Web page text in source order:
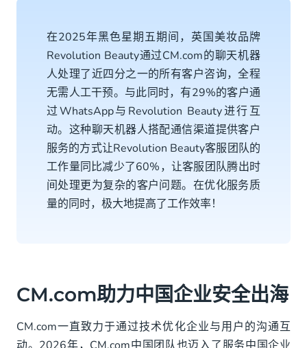
在2025年黑色星期五期间，英国美妆品牌
Revolution Beauty通过CM.com的聊天机器
人处理了近四分之一的所有客户咨询，全程
无需人工干预。与此同时，有29%的客户通
过WhatsApp与Revolution Beauty进行互
动。这种聊天机器人搭配通信渠道提供客户
服务的方式让Revolution Beauty客服团队的
工作量同比减少了60%，让客服团队腾出时
间处理更为复杂的客户问题。在优化服务质
量的同时，极大地提高了工作效率！
CM.com助力中国企业安全出海
CM.com一直致力于通过技术优化企业与用户的沟通互